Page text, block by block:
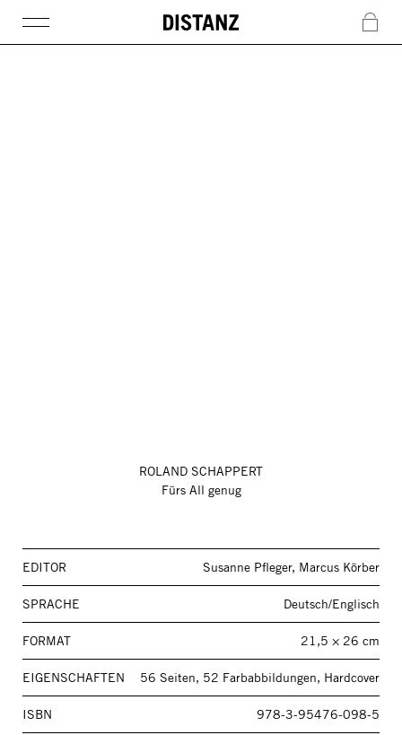
c
ROLAND SCHAPPERT
Fürs All genug
EDITOR Susanne Pfleger, Marcus Körber
SPRACHE Deutsch/Englisch
FORMAT 21,5 × 26 cm
EIGENSCHAFTEN 56 Seiten, 52 Farbabbildungen, Hardcover
ISBN 978-3-95476-098-5